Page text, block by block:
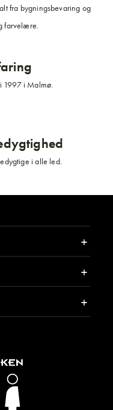
fra bygningsbevaring og
farvelære.
1997 i Malmø.
i alle led.